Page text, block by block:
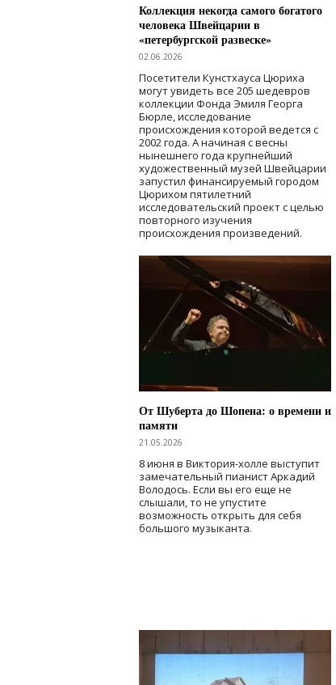
Коллекция некогда самого богатого
человека Швейцарии в
«петербургской развеске»
02.06.2026
Посетители Кунстхауса Цюриха
могут увидеть все 205 шедевров
коллекции Фонда Эмиля Георга
Бюрле, исследование
происхождения которой ведется с
2002 года. А начиная с весны
нынешнего года крупнейший
художественный музей Швейцарии
запустил финансируемый городом
Цюрихом пятилетний
исследовательский проект с целью
повторного изучения
происхождения произведений.
От Шуберта до Шопена: о времени и
памяти
21.05.2026
8 июня в Виктория-холле выступит
замечательный пианист Аркадий
Володось. Если вы его еще не
слышали, то не упустите
возможность открыть для себя
большого музыканта.